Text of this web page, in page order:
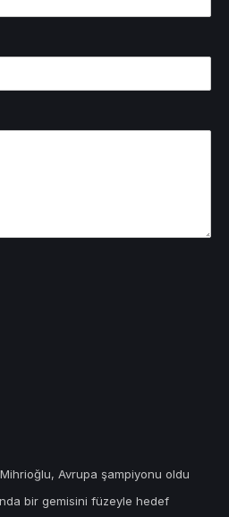
Avrupa şampiyonu oldu
bir gemisini füzeyle hedef